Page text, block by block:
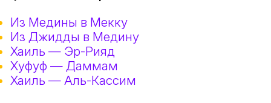
Из Медины в Мекку
Из Джидды в Медину
Хаиль — Эр-Рияд
Хуфуф — Даммам
Хаиль — Аль-Кассим